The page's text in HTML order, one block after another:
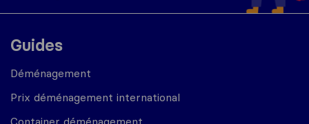
Guides
Déménagement
Prix déménagement international
Container déménagement